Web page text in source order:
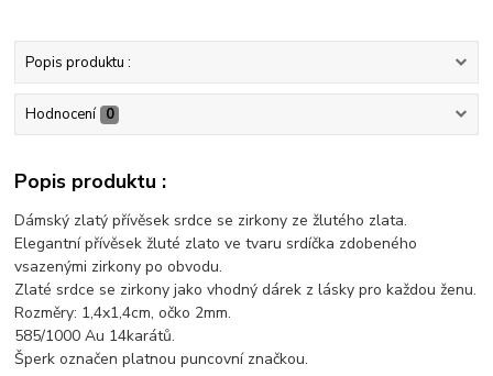
Popis produktu :
Hodnocení 0
Popis produktu :
Dámský zlatý přívěsek srdce se zirkony ze žlutého zlata.
Elegantní přívěsek žluté zlato ve tvaru srdíčka zdobeného
vsazenými zirkony po obvodu.
Zlaté srdce se zirkony jako vhodný dárek z lásky pro každou ženu.
Rozměry: 1,4x1,4cm, očko 2mm.
585/1000 Au 14karátů.
Šperk označen platnou puncovní značkou.